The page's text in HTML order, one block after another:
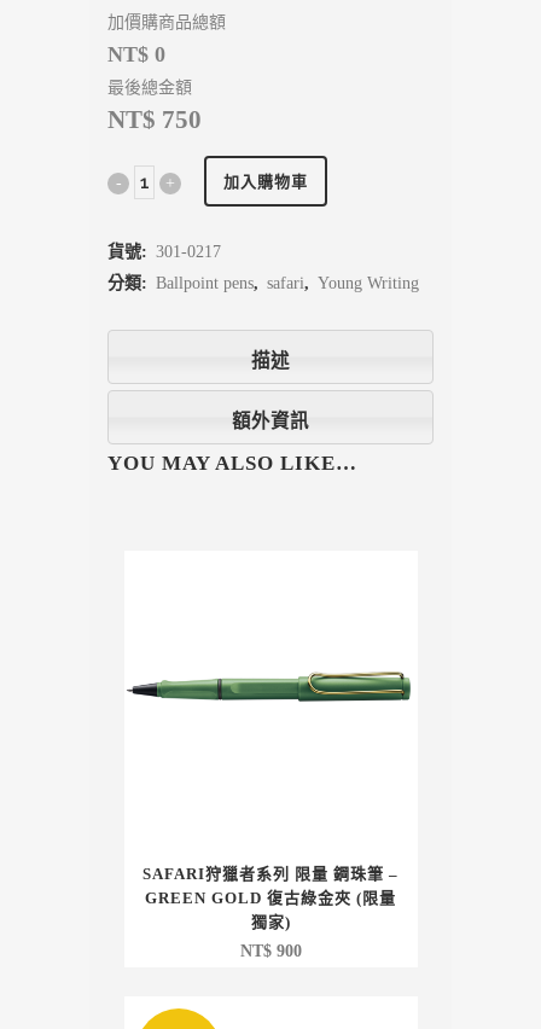
加價購商品總額
NT$ 0
最後總金額
NT$ 750
加入購物車
貨號: 301-0217
分類: Ballpoint pens, safari, Young Writing
描述
額外資訊
YOU MAY ALSO LIKE…
SAFARI狩獵者系列 限量 鋼珠筆 –
GREEN GOLD 復古綠金夾 (限量
獨家)
NT$900